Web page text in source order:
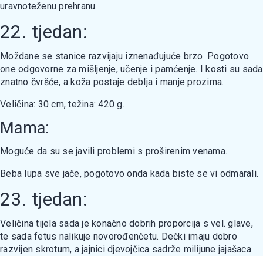
uravnoteženu prehranu.
22. tjedan:
Moždane se stanice razvijaju iznenađujuće brzo. Pogotovo
one odgovorne za mišljenje, učenje i pamćenje. I kosti su sada
znatno čvršće, a koža postaje deblja i manje prozirna.
Veličina: 30 cm, težina: 420 g.
Mama:
Moguće da su se javili problemi s proširenim venama.
Beba lupa sve jače, pogotovo onda kada biste se vi odmarali.
23. tjedan:
Veličina tijela sada je konačno dobrih proporcija s vel. glave,
te sada fetus nalikuje novorođenčetu. Dečki imaju dobro
razvijen skrotum, a jajnici djevojčica sadrže milijune jajašaca